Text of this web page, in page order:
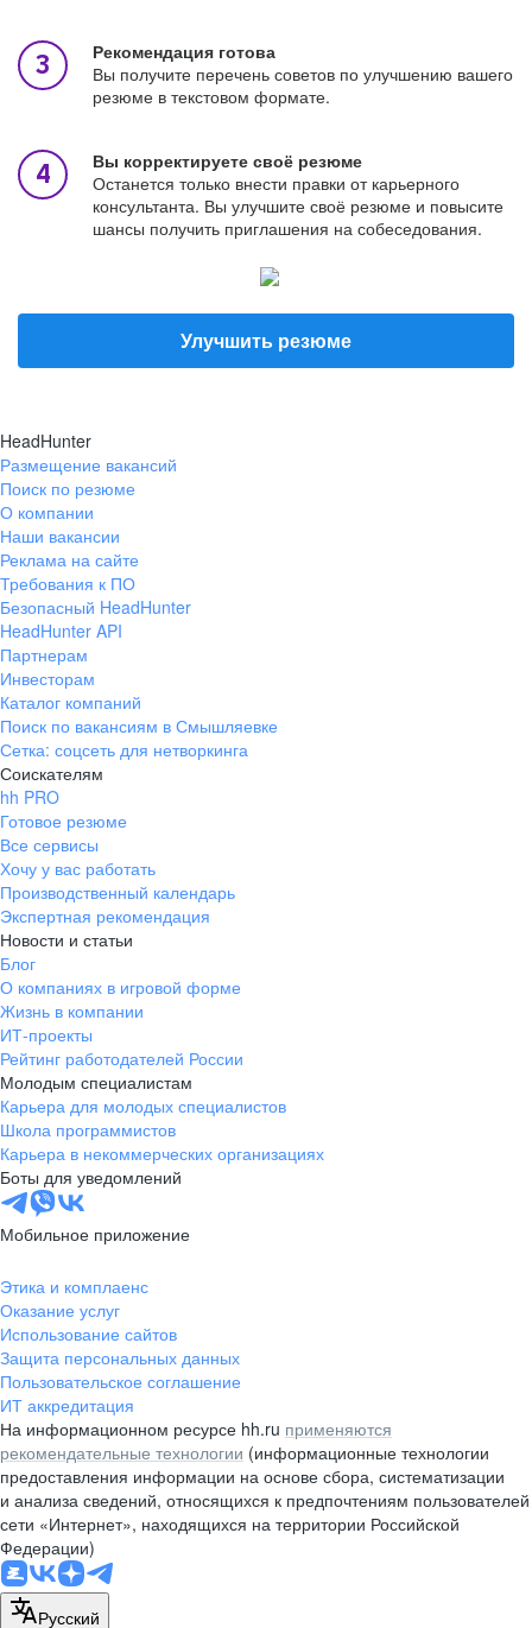
Рекомендация готова
Вы получите перечень советов по улучшению вашего
резюме в текстовом формате.
Вы корректируете своё резюме
Останется только внести правки от карьерного
консультанта. Вы улучшите своё резюме и повысите
шансы получить приглашения на собеседования.
Улучшить резюме
HeadHunter
Размещение вакансий
Поиск по резюме
О компании
Наши вакансии
Реклама на сайте
Требования к ПО
Безопасный HeadHunter
HeadHunter API
Партнерам
Инвесторам
Каталог компаний
Поиск по вакансиям в Смышляевке
Сетка: соцсеть для нетворкинга
Соискателям
hh PRO
Готовое резюме
Все сервисы
Хочу у вас работать
Производственный календарь
Экспертная рекомендация
Новости и статьи
Блог
О компаниях в игровой форме
Жизнь в компании
ИТ-проекты
Рейтинг работодателей России
Молодым специалистам
Карьера для молодых специалистов
Школа программистов
Карьера в некоммерческих организациях
Боты для уведомлений
Мобильное приложение
Этика и комплаенс
Оказание услуг
Использование сайтов
Защита персональных данных
Пользовательское соглашение
ИТ аккредитация
На информационном ресурсе hh.ru применяются
рекомендательные технологии (информационные технологии
предоставления информации на основе сбора, систематизации
и анализа сведений, относящихся к предпочтениям пользователей
сети «Интернет», находящихся на территории Российской
Федерации)
Русский